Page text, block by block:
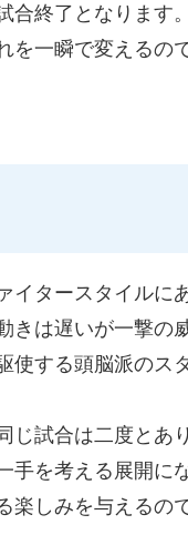
終了となります
一瞬で変えるの
タースタイルに
は遅いが一撃の
する頭脳派のス
試合は二度とあ
を考える展開に
しみを与えるので